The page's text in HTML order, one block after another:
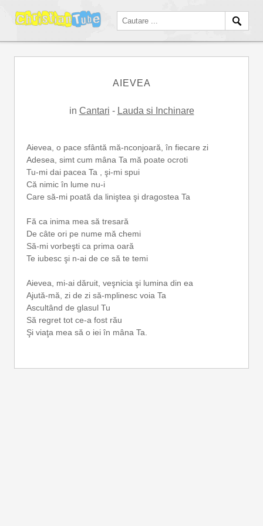
AIEVEA
in Cantari - Lauda si Inchinare
Aievea, o pace sfântă mă-nconjoară, în fiecare zi
Adesea, simt cum mâna Ta mă poate ocroti
Tu-mi dai pacea Ta , şi-mi spui
Că nimic în lume nu-i
Care să-mi poată da liniştea şi dragostea Ta
Fă ca inima mea să tresară
De câte ori pe nume mă chemi
Să-mi vorbeşti ca prima oară
Te iubesc şi n-ai de ce să te temi
Aievea, mi-ai dăruit, veşnicia şi lumina din ea
Ajută-mă, zi de zi să-mplinesc voia Ta
Ascultând de glasul Tu
Să regret tot ce-a fost rău
Şi viaţa mea să o iei în mâna Ta.